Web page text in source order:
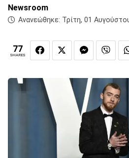
Newsroom
Ανανεώθηκε: Τρίτη, 01
77
SHARES